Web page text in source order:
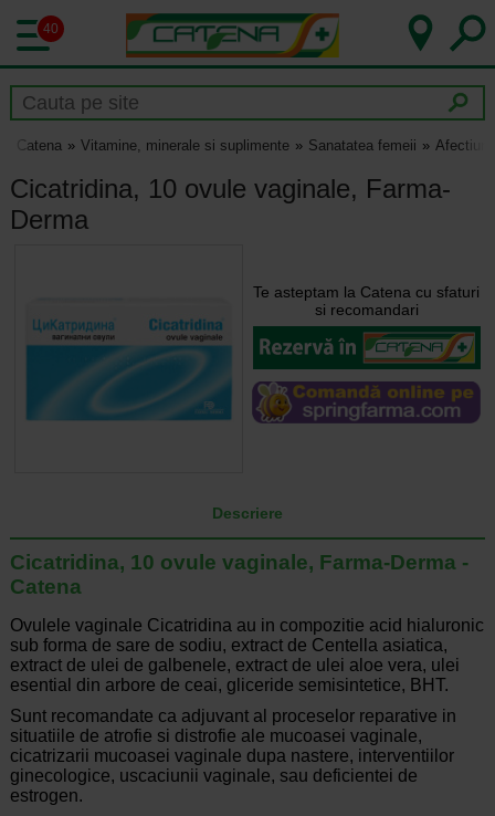
40
Catena Vitamine, minerale si suplimente Sanatatea femeii Afectiuni
Cicatridina, 10 ovule vaginale, Farma-
Derma
Te asteptam la Catena cu sfaturi
si recomandari
Descriere
Cicatridina, 10 ovule vaginale, Farma-Derma -
Catena
Ovulele vaginale Cicatridina au in compozitie acid hialuronic
sub forma de sare de sodiu, extract de Centella asiatica,
extract de ulei de galbenele, extract de ulei aloe vera, ulei
esential din arbore de ceai, gliceride semisintetice, BHT.
Sunt recomandate ca adjuvant al proceselor reparative in
situatiile de atrofie si distrofie ale mucoasei vaginale,
cicatrizarii mucoasei vaginale dupa nastere, interventiilor
ginecologice, uscaciunii vaginale, sau deficientei de
estrogen.